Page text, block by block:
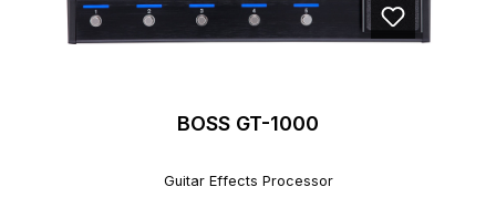
BOSS GT-1000
Guitar Effects Processor